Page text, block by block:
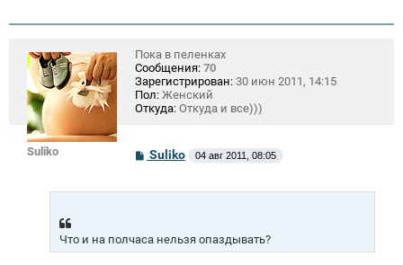
Suliko
Пока в пеленках
Сообщения: 70
Зарегистрирован: 30 июн 2011, 14:15
Пол: Женский
Откуда: Откуда и все)))
С
о
б
и
е
Suliko 04 авг 2011, 08:05
Что и на полчаса нельзя опаздывать?